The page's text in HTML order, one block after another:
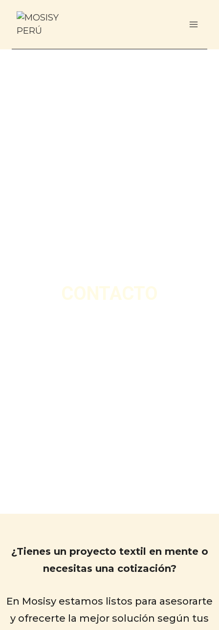
CONTACTO
¿Tienes un proyecto textil en mente o
necesitas una cotización?
En Mosisy estamos listos para asesorarte
y ofrecerte la mejor solución según tus